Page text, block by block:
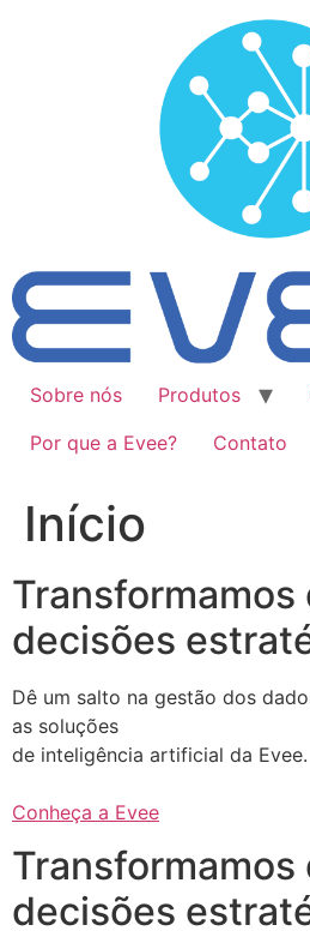
Sobre nós Produtos
Por que a Evee?
Contato
Início
Transformamos
decisões
Dê um salto na gestão dos
as soluções
de inteligência artificial da Evee.
Conheça a Evee
Transformamos
decisões